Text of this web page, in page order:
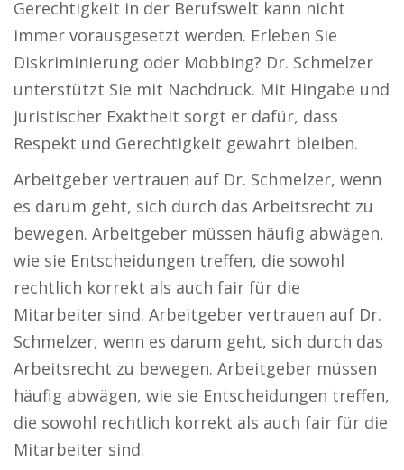
Gerechtigkeit in der Berufswelt kann nicht
immer vorausgesetzt werden. Erleben Sie
Diskriminierung oder Mobbing? Dr. Schmelzer
unterstützt Sie mit Nachdruck. Mit Hingabe und
juristischer Exaktheit sorgt er dafür, dass
Respekt und Gerechtigkeit gewahrt bleiben.
Arbeitgeber vertrauen auf Dr. Schmelzer, wenn
es darum geht, sich durch das Arbeitsrecht zu
bewegen. Arbeitgeber müssen häufig abwägen,
wie sie Entscheidungen treffen, die sowohl
rechtlich korrekt als auch fair für die
Mitarbeiter sind. Arbeitgeber vertrauen auf Dr.
Schmelzer, wenn es darum geht, sich durch das
Arbeitsrecht zu bewegen. Arbeitgeber müssen
häufig abwägen, wie sie Entscheidungen treffen,
die sowohl rechtlich korrekt als auch fair für die
Mitarbeiter sind.